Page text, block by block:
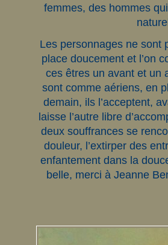
femmes, des hommes
Les personnages ne sont
place doucement et l’on
ces êtres un avant et un
sont comme aériens, en
demain, ils l’acceptent,
laisse l’autre libre
deux souffrances se
douleur, l’extirper des
enfantement dans la
belle, merci à Jeanne